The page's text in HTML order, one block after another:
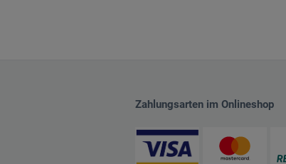
Zahlungsarten im Onlineshop